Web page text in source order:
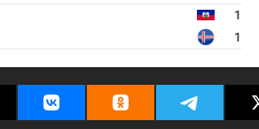
1
1